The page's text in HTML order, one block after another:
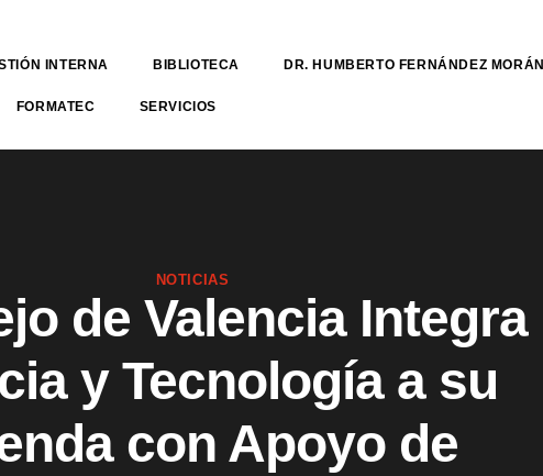
INTERNA BIBLIOTECA DR. HUMBERTO FERNÁNDEZ MORÁN
FORMATEC SERVICIOS
NOTICIAS
de Valencia Integra
y Tecnología a su
con Apoyo de